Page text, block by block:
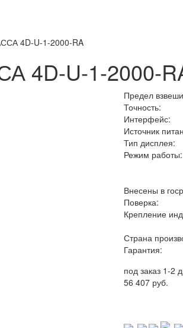
4D-U-1-2000-RA
4D-U-1-2000-
Предел
Точность:
Интерфейс:
Источник
Тип дисплея:
Режим работы:
Внесены в
Поверка:
Крепление
Страна
Гарантия:
под заказ 1-2
56 407 руб.